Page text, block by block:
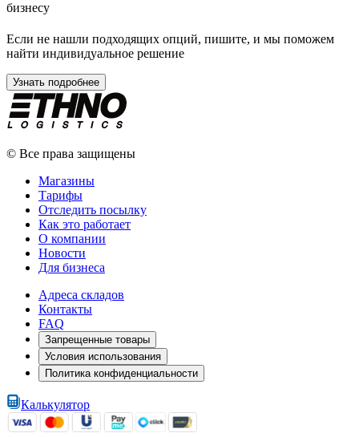
бизнесу
Если не нашли подходящих опций, пишите, и мы поможем
найти индивидуальное решение
Узнать подробнее
© Все права защищены
Магазины
Тарифы
Отследить посылку
Как это работает
О компании
Новости
Для бизнеса
Адреса складов
Контакты
FAQ
Запрещенные товары
Условия использования
Политика конфиденциальности
Калькулятор